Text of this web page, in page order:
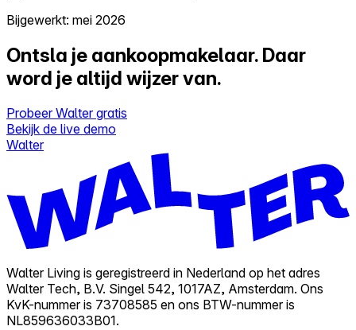
Bijgewerkt: mei 2026
Ontsla je aankoopmakelaar. Daar
word je altijd wijzer van.
Probeer Walter gratis
Bekijk de live demo
Walter
Walter Living is geregistreerd in Nederland op het adres
Walter Tech, B.V. Singel 542, 1017AZ, Amsterdam. Ons
KvK-nummer is 73708585 en ons BTW-nummer is
NL859636033B01.